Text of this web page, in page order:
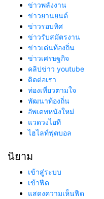
ข่าวพลังงาน
ข่าวยานยนต์
ข่าวรอบทิศ
ข่าวรับสมัตรงาน
ข่าวเด่นท้องถิ่น
ข่าวเศรษฐกิจ
คลิปข่าว youtube
ติดต่อเรา
ท่องเที่ยวตามใจ
พัฒนาท้องถิ่น
อัพเดทหนังใหม่
แวดวงไอที
ไฮไลท์ฟุตบอล
นิยาม
เข้าสู่ระบบ
เข้าฟีด
แสดงความเห็นฟีด